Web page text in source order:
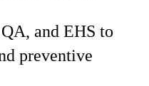
and EHS to
preventive